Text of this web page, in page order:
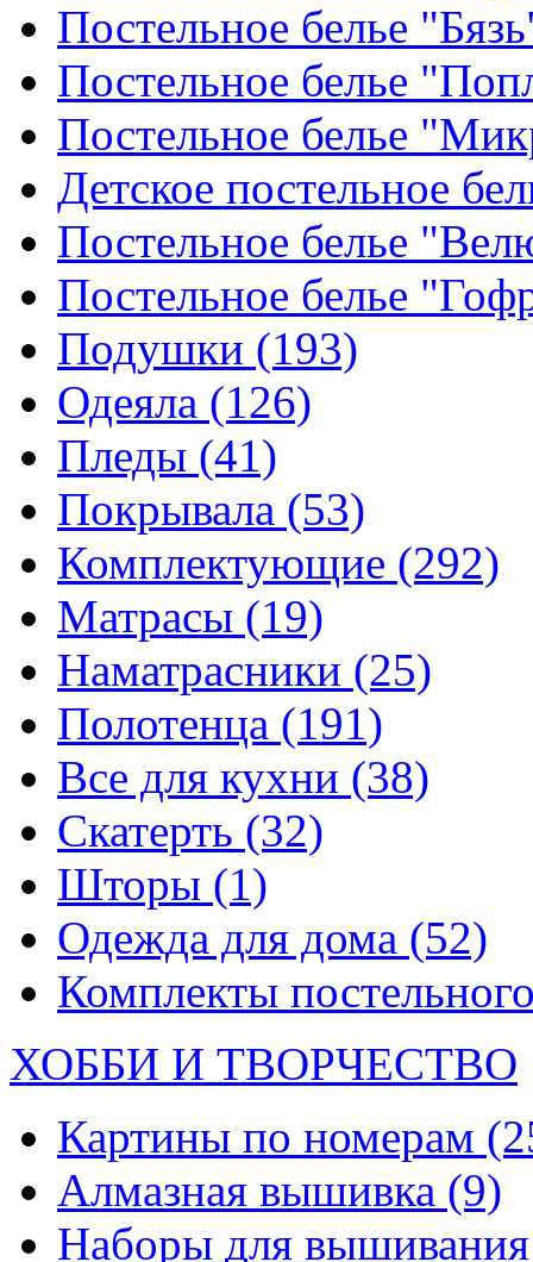
Постельное белье
Постельное белье
Постельное белье
Детское постельное
Постельное белье
Постельное белье
Подушки (193)
Одеяла (126)
Пледы (41)
Покрывала (53)
Комплектующие (292)
Матрасы (19)
Наматрасники (25)
Полотенца (191)
Все для кухни (38)
Скатерть (32)
Шторы (1)
Одежда для дома (52)
Комплекты
ХОББИ И ТВОРЧЕСТВО
Картины по номерам
Алмазная вышивка (9)
Наборы для